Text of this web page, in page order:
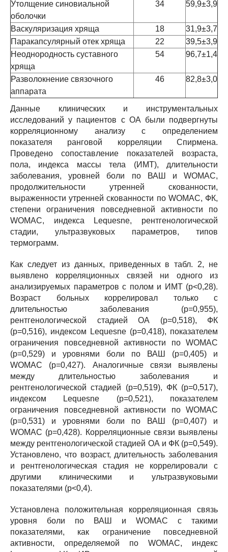
Утолщение синовиальной
оболочки
34 59,9±3,9
Васкуляризация хряща 18
31,9±3,7
Паракапсулярный отек хряща
22
39,5±3,9
Неоднородность суставного
хряща
54 96,7±1,4
Разволокнение связочного
аппарата
46 82,8±3,0
Данные клинических и инструментальных
исследований у пациентов с ОА были подвергнуты
корреляционному анализу с определением
показателя ранговой корреляции Спирмена.
Проведено сопоставление показателей возраста,
пола, индекса массы тела (ИМТ), длительности
заболевания, уровней боли по ВАШ и WOMAC,
продолжительности утренней скованности,
выраженности утренней скованности по WOMAC, ФК,
степени ограничения повседневной активности по
WOMAC, индекса Lequesne, рентгенологической
стадии, ультразвуковых параметров, типов
термограмм.
Как следует из данных, приведенных в табл. 2, не
выявлено корреляционных связей ни одного из
анализируемых параметров с полом и ИМТ (р<0,28).
Возраст больных коррелировал только с
длительностью заболевания (р=0,955),
рентгенологической стадией ОА (р=0,518), ФК
(р=0,516), индексом Lequesne (р=0,418), показателем
ограничения повседневной активности по WOMAC
(р=0,529) и уровнями боли по ВАШ (р=0,405) и
WOMAC (р=0,427). Аналогичные связи выявлены
между длительностью заболевания и
рентгенологической стадией (р=0,519), ФК (р=0,517),
индексом Lequesne (р=0,521), показателем
ограничения повседневной активности по WOMAC
(р=0,531) и уровнями боли по ВАШ (р=0,407) и
WOMAC (р=0,428). Корреляционные связи выявлены
между рентгенологической стадией ОА и ФК (р=0,549).
Установлено, что возраст, длительность заболевания
и рентгенологическая стадия не коррелировали с
другими клиническими и ультразвуковыми
показателями (р<0,4).
Установлена положительная корреляционная связь
уровня боли по ВАШ и WOMAC с такими
показателями, как ограничение повседневной
активности, определяемой по WOMAC, индекс